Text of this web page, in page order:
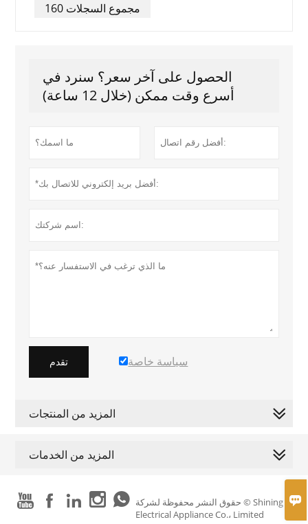

160 مجموع السجلات
الحصول على آخر سعر؟ سنرد في
أسرع وقت ممكن (خلال 12 ساعة)
تقدم سياسة خاصة
المزيد من المنتجات
المزيد من الخدمات
     حقوق النشر محفوظة لشركة © Shining
Electrical Appliance Co.، Limited